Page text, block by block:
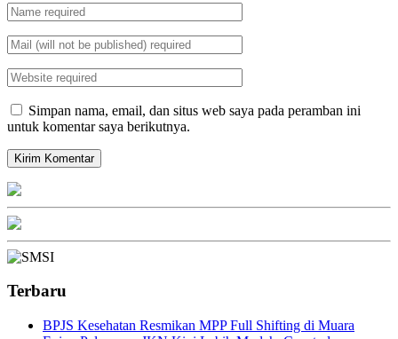
Simpan nama, email, dan situs web saya pada peramban ini
untuk komentar saya berikutnya.
Terbaru
BPJS Kesehatan Resmikan MPP Full Shifting di Muara